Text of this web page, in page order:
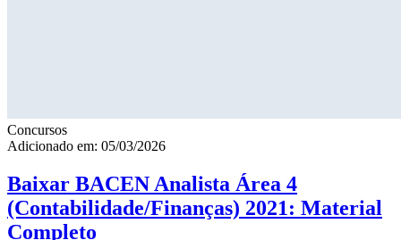
Concursos
Adicionado em: 05/03/2026
Baixar BACEN Analista Área 4
(Contabilidade/Finanças) 2021: Material
Completo